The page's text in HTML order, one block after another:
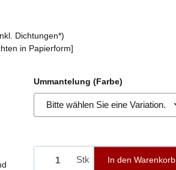
Dichtungen*)
in Papierform]
Ummantelung (Farbe)
Bitte wählen Sie eine Variation.
Stk In den Warenkorb